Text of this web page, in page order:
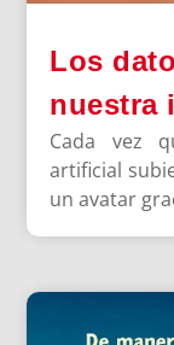
Los
nuestra
Cada vez
artificial
un avatar